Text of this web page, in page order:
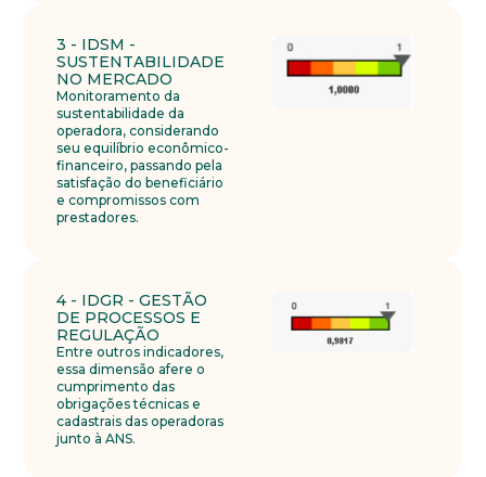
3 - IDSM -
SUSTENTABILIDADE
NO MERCADO
Monitoramento da
sustentabilidade da
operadora, considerando
seu equilíbrio econômico-
financeiro, passando pela
satisfação do beneficiário
e compromissos com
prestadores.
4 - IDGR - GESTÃO
DE PROCESSOS E
REGULAÇÃO
Entre outros indicadores,
essa dimensão afere o
cumprimento das
obrigações técnicas e
cadastrais das operadoras
junto à ANS.
colaboradores. Preencha todos os dados abaixo e
anexe seu currículo.
*Campos obrigatórios
Nome completo*
Telefone
Endereço